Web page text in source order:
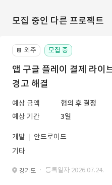
모집 중인 다른 프로젝트
📔 외주 모집 중
앱 구글 플레이 결제 라이
경고 해결
예상 금액
협의 후 결정
예상 기간
3일
개발
안드로이드
기타
경기도 · 등록일자 2026.07.24.